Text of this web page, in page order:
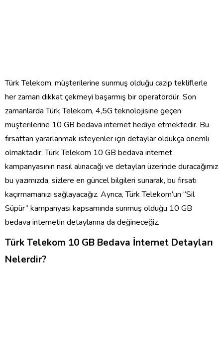
Türk Telekom, müşterilerine sunmuş olduğu cazip tekliflerle
her zaman dikkat çekmeyi başarmış bir operatördür. Son
zamanlarda Türk Telekom, 4,5G teknolojisine geçen
müşterilerine 10 GB bedava internet hediye etmektedir. Bu
fırsattan yararlanmak isteyenler için detaylar oldukça önemli
olmaktadır. Türk Telekom 10 GB bedava internet
kampanyasının nasıl alınacağı ve detayları üzerinde duracağımız
bu yazımızda, sizlere en güncel bilgileri sunarak, bu fırsatı
kaçırmamanızı sağlayacağız. Ayrıca, Türk Telekom’un “Sil
Süpür” kampanyası kapsamında sunmuş olduğu 10 GB
bedava internetin detaylarına da değineceğiz.
Türk Telekom 10 GB Bedava İnternet Detayları
Nelerdir?